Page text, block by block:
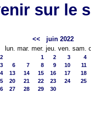
sur le
<<
juin 2022
lun. mar. mer. jeu. ven. sam.
1 2 3
4
6 7 8 9 10
11
13 14 15 16 17
18
20 21 22 23 24
25
27 28 29 30